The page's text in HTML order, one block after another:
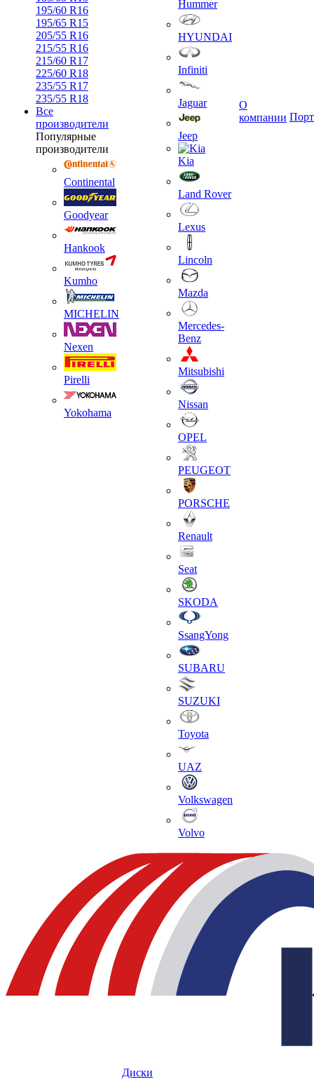
195/60 R16
195/65 R15
205/55 R16
215/55 R16
215/60 R17
225/60 R18
235/55 R17
235/55 R18
Все
производители
Популярные
производители
Continental
Goodyear
Hankook
Kumho
MICHELIN
Nexen
Pirelli
Yokohama
Hummer
HYUNDAI
Infiniti
Jaguar
Jeep
Kia
Land Rover
Lexus
Lincoln
Mazda
Mercedes-
Benz
Mitsubishi
Nissan
OPEL
PEUGEOT
PORSCHE
Renault
Seat
SKODA
SsangYong
SUBARU
SUZUKI
Toyota
UAZ
Volkswagen
Volvo
О
компании
Диски